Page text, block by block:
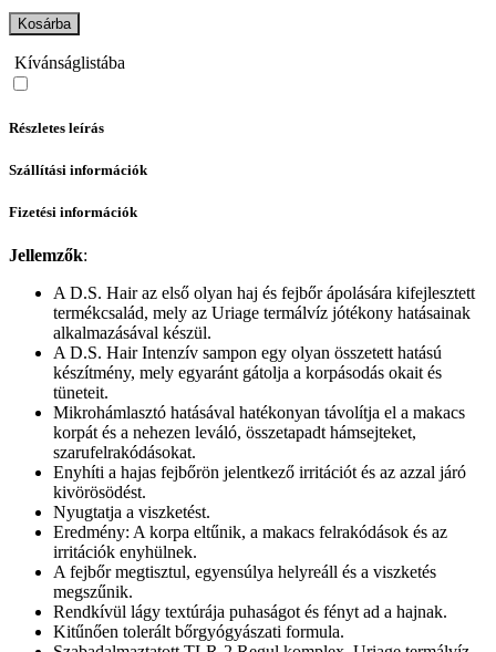
Kosárba
Kívánságlistába
Részletes leírás
Szállítási információk
Fizetési információk
Jellemzők:
A D.S. Hair az első olyan haj és fejbőr ápolására kifejlesztett
termékcsalád, mely az Uriage termálvíz jótékony hatásainak
alkalmazásával készül.
A D.S. Hair Intenzív sampon egy olyan összetett hatású
készítmény, mely egyaránt gátolja a korpásodás okait és
tüneteit.
Mikrohámlasztó hatásával hatékonyan távolítja el a makacs
korpát és a nehezen leváló, összetapadt hámsejteket,
szarufelrakódásokat.
Enyhíti a hajas fejbőrön jelentkező irritációt és az azzal járó
kivörösödést.
Nyugtatja a viszketést.
Eredmény: A korpa eltűnik, a makacs felrakódások és az
irritációk enyhülnek.
A fejbőr megtisztul, egyensúlya helyreáll és a viszketés
megszűnik.
Rendkívül lágy textúrája puhaságot és fényt ad a hajnak.
Kitűnően tolerált bőrgyógyászati formula.